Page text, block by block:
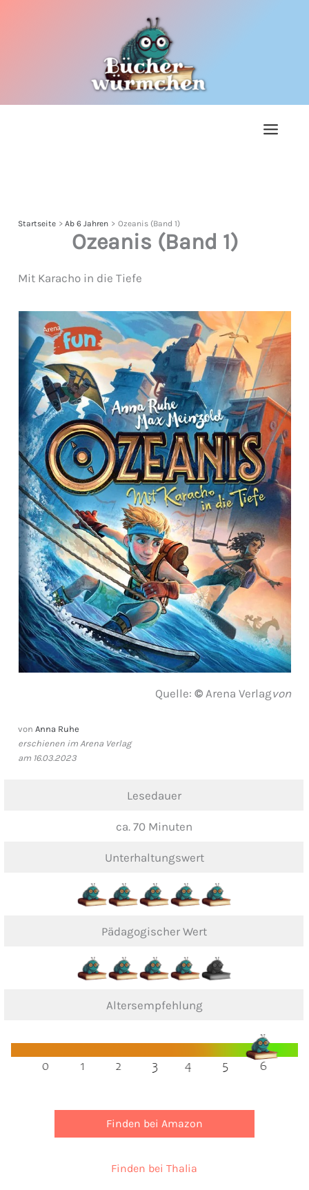
Startseite Ab 6 Jahren Ozeanis (Band 1)
Ozeanis (Band 1)
Mit Karacho in die Tiefe
Quelle: ©Arena Verlagvon
vonAnna Ruhe
erschienen im Arena Verlag
am 16.03.2023
Lesedauer
ca. 70 Minuten
Unterhaltungswert
Pädagogischer Wert
Altersempfehlung
Finden bei Amazon
Finden bei Thalia